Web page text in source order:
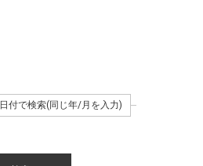
SHOW
日付で検索(同じ年/月を入力)